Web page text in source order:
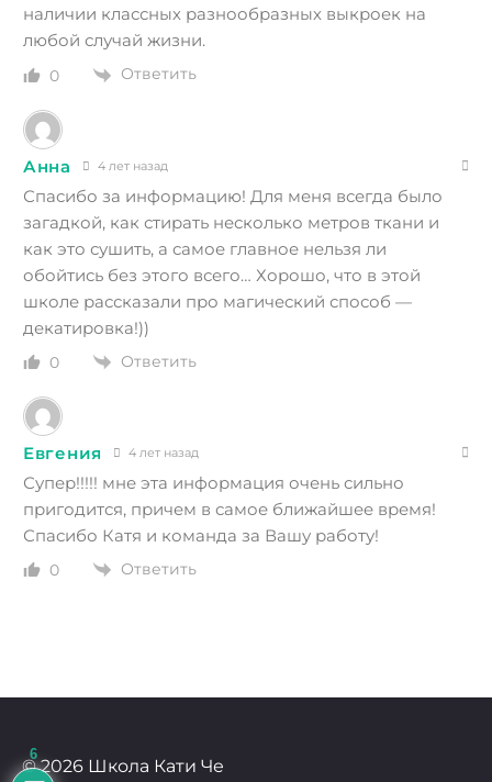
наличии классных разнообразных выкроек на
любой случай жизни.
0 Ответить
Анна 4 лет назад
Спасибо за информацию! Для меня всегда было
загадкой, как стирать несколько метров ткани и
как это сушить, а самое главное нельзя ли
обойтись без этого всего… Хорошо, что в этой
школе рассказали про магический способ —
декатировка!))
0 Ответить
Евгения 4 лет назад
Супер!!!!! мне эта информация очень сильно
пригодится, причем в самое ближайшее время!
Спасибо Катя и команда за Вашу работу!
0 Ответить
© 2026 Школа Кати Че
6